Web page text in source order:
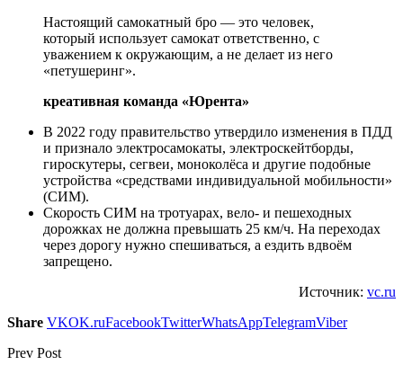
Настоящий самокатный бро — это человек,
который использует самокат ответственно, с
уважением к окружающим, а не делает из него
«петушеринг».
креативная команда «Юрента»
В 2022 году правительство утвердило изменения в ПДД
и признало электросамокаты, электроскейтборды,
гироскутеры, сегвеи, моноколёса и другие подобные
устройства «средствами индивидуальной мобильности»
(СИМ).
Скорость СИМ на тротуарах, вело- и пешеходных
дорожках не должна превышать 25 км/ч. На переходах
через дорогу нужно спешиваться, а ездить вдвоём
запрещено.
Источник: vc.ru
Share VKOK.ruFacebookTwitterWhatsAppTelegramViber
Prev Post